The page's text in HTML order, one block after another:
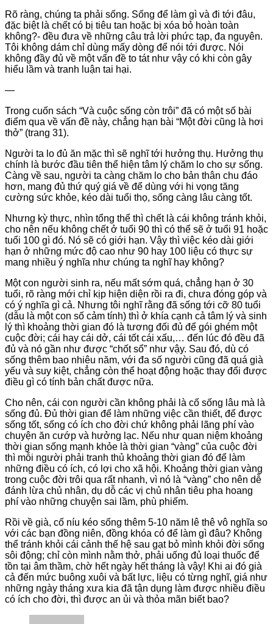
Rõ ràng, chúng ta phải sống. Sống để làm gì và đi tới đâu,
đặc biệt là chết có bị tiêu tan hoặc bị xóa bỏ hoàn toàn
không?- đều đưa về những câu trả lời phức tạp, đa nguyên.
Tôi không dám chỉ dùng mấy dòng để nói tới được. Nói
không đầy đủ về một vấn đề to tát như vậy có khi còn gây
hiểu lầm và tranh luận tai hại.
—
Trong cuốn sách “Và cuộc sống còn trôi” đã có một số bài
điểm qua về vấn đề này, chẳng hạn bài “Một đời cũng là hơi
thở” (trang 31).
Người ta lo đủ ăn mặc thì sẽ nghĩ tới hưởng thụ. Hưởng thụ
chính là bước đầu tiên thể hiện tâm lý chăm lo cho sự sống.
Càng về sau, người ta càng chăm lo cho bản thân chu đáo
hơn, mang đủ thứ quý giá về để dùng với hi vọng tăng
cường sức khỏe, kéo dài tuổi thọ, sống càng lâu càng tốt.
Nhưng kỳ thực, nhìn tổng thể thì chết là cái không tránh khỏi,
cho nên nếu không chết ở tuổi 90 thì có thể sẽ ở tuổi 91 hoặc
tuổi 100 gì đó. Nó sẽ có giới hạn. Vậy thì việc kéo dài giới
hạn ở những mức độ cao như 90 hay 100 liệu có thực sự
mang nhiều ý nghĩa như chúng ta nghĩ hay không?
Một con người sinh ra, nếu mất sớm quá, chẳng hạn ở 30
tuổi, rõ ràng mới chỉ kịp hiện diện rồi ra đi, chưa đóng góp và
có ý nghĩa gì cả. Nhưng tôi nghĩ rằng đã sống tới cỡ 80 tuổi
(dẫu là một con số cảm tính) thì ở khía cạnh cả tâm lý và sinh
lý thì khoảng thời gian đó là tương đối đủ để gói ghém một
cuộc đời; cái hay cái dở, cái tốt cái xấu,… đến lúc đó đều đã
đủ và nó gần như được “chốt sổ” như vậy. Sau đó, dù có
sống thêm bao nhiêu năm, với đa số người cũng đã quá già
yếu và suy kiệt, chẳng còn thể hoạt động hoặc thay đổi được
điều gì có tính bản chất được nữa.
Cho nên, cái con người cần không phải là cố sống lâu mà là
sống đủ. Đủ thời gian để làm những việc cần thiết, để được
sống tốt, sống có ích cho đời chứ không phải lãng phí vào
chuyện ăn cướp và hưởng lạc. Nếu như quan niệm khoảng
thời gian sống mạnh khỏe là thời gian “vàng” của cuộc đời
thì mỗi người phải tranh thủ khoảng thời gian đó để làm
những điều có ích, có lợi cho xã hội. Khoảng thời gian vàng
trong cuộc đời trôi qua rất nhanh, vì nó là “vàng” cho nên dễ
đánh lừa chủ nhân, dụ dỗ các vị chủ nhân tiêu pha hoang
phí vào những chuyện sai lầm, phù phiếm.
Rồi về già, cố níu kéo sống thêm 5-10 năm lê thê vô nghĩa so
với các bạn đồng niên, đồng khóa có để làm gì đâu? Không
thể tránh khỏi cái cảnh thế hệ sau gạt bỏ mình khỏi đời sống
sôi động; chỉ còn mình nằm thở, phải uống đủ loại thuốc để
tồn tại âm thầm, chờ hết ngày hết tháng là vậy! Khi ai đó già
cả đến mức buông xuôi và bất lực, liệu có từng nghĩ, giá như
những ngày tháng xưa kia đã tận dụng làm được nhiều điều
có ích cho đời, thì được an ủi và thỏa mãn biết bao?